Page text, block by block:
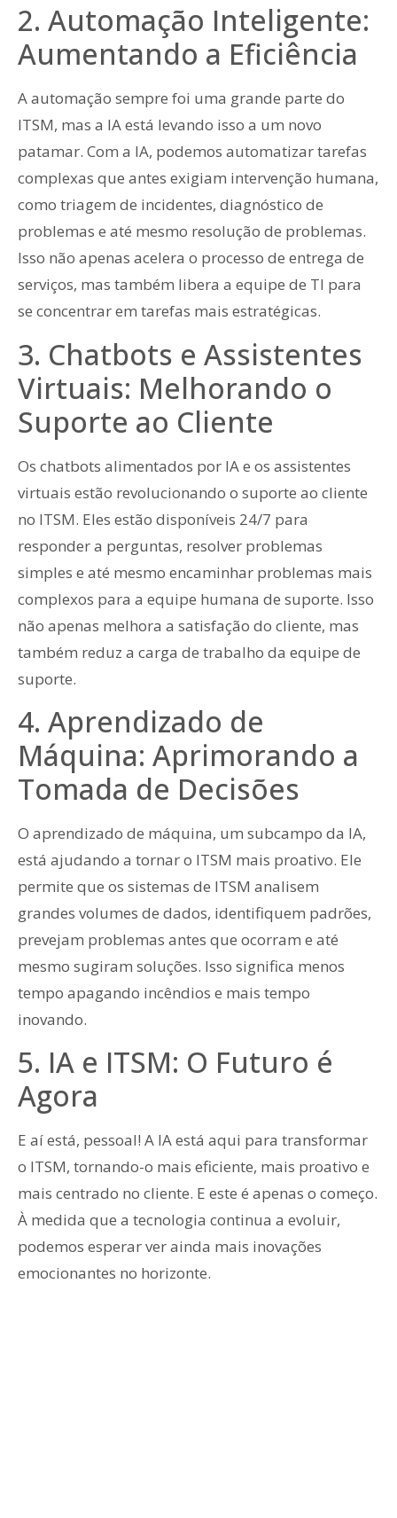
2. Automação Inteligente:
Aumentando a Eficiência
A automação sempre foi uma grande parte do
ITSM, mas a IA está levando isso a um novo
patamar. Com a IA, podemos automatizar tarefas
complexas que antes exigiam intervenção humana,
como triagem de incidentes, diagnóstico de
problemas e até mesmo resolução de problemas.
Isso não apenas acelera o processo de entrega de
serviços, mas também libera a equipe de TI para
se concentrar em tarefas mais estratégicas.
3. Chatbots e Assistentes
Virtuais: Melhorando o
Suporte ao Cliente
Os chatbots alimentados por IA e os assistentes
virtuais estão revolucionando o suporte ao cliente
no ITSM. Eles estão disponíveis 24/7 para
responder a perguntas, resolver problemas
simples e até mesmo encaminhar problemas mais
complexos para a equipe humana de suporte. Isso
não apenas melhora a satisfação do cliente, mas
também reduz a carga de trabalho da equipe de
suporte.
4. Aprendizado de
Máquina: Aprimorando a
Tomada de Decisões
O aprendizado de máquina, um subcampo da IA,
está ajudando a tornar o ITSM mais proativo. Ele
permite que os sistemas de ITSM analisem
grandes volumes de dados, identifiquem padrões,
prevejam problemas antes que ocorram e até
mesmo sugiram soluções. Isso significa menos
tempo apagando incêndios e mais tempo
inovando.
5. IA e ITSM: O Futuro é
Agora
E aí está, pessoal! A IA está aqui para transformar
o ITSM, tornando-o mais eficiente, mais proativo e
mais centrado no cliente. E este é apenas o começo.
À medida que a tecnologia continua a evoluir,
podemos esperar ver ainda mais inovações
emocionantes no horizonte.